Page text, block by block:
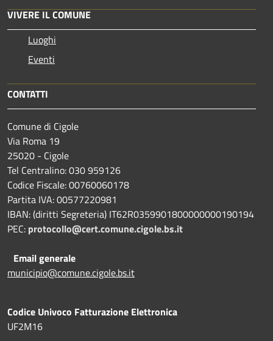
VIVERE IL COMUNE
Luoghi
Eventi
CONTATTI
Comune di Cigole
Via Roma 19
25020 - Cigole
Tel Centralino: 030 959126
Codice Fiscale: 00760060178
Partita IVA: 00577220981
IBAN: (diritti Segreteria) IT62R0359901800000000190194
PEC: protocollo@cert.comune.cigole.bs.it
Email generale
municipio@comune.cigole.bs.it
Codice Univoco Fatturazione Elettronica
UF2M16